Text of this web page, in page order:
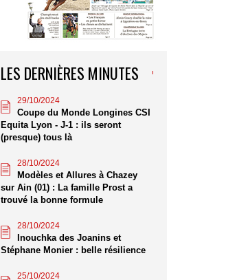
LES DERNIÈRES MINUTES
29/10/2024
Coupe du Monde Longines CSI
Equita Lyon - J-1 : ils seront
(presque) tous là
28/10/2024
Modèles et Allures à Chazey
sur Ain (01) : La famille Prost a
trouvé la bonne formule
28/10/2024
Inouchka des Joanins et
Stéphane Monier : belle résilience
25/10/2024